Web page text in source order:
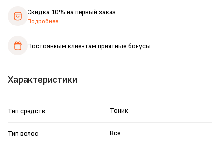
Характеристики
Тип средств Тоник
Тип волос Все
Скидка 10% на первый заказ
Подробнее
Постоянным клиентам приятные бонусы